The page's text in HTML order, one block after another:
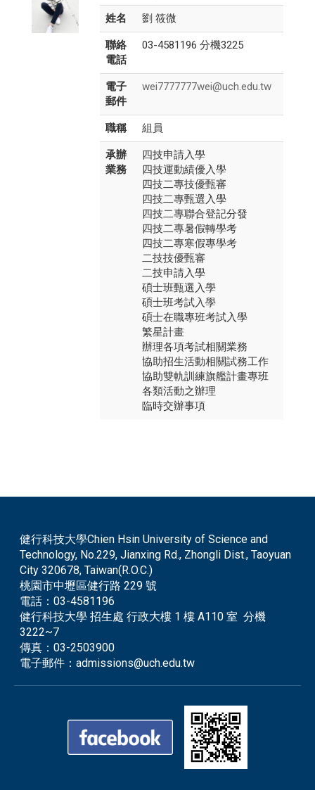
姓名 劉 筱微
聯絡
電話
03-4581196 分機3225
電子
郵件
wei7777777wei@uch.edu.tw
職稱 組員
承辦
業務
四技申請入學
四技運動績優入學
四技二專技優甄審
四技二專甄選入學
四技二專聯合登記分發
四技二專暑假轉學考
四技二專寒假專學考
二技技優甄審
二技申請入學
碩士班甄選入學
碩士班考試入學
碩士在職專班考試入學
繁星計畫
辦理各項考試相關業務
協助招生活動相關試務工作
協助雙軌訓練旗艦計畫專班
各類活動之辦理
臨時交辦事項
健行科技大學Chien Hsin University of Science and
Technology, No.229, Jianxing Rd., Zhongli Dist., Taoyuan
City 320678, Taiwan(R.O.C.)
桃園市中壢區健行路 229 號
電話：03-4581196
健行科技大學 招生處 行政大樓 1 樓 A110 室 分機
3222~7
傳真：03-2503900
電子郵件：admissions@uch.edu.tw